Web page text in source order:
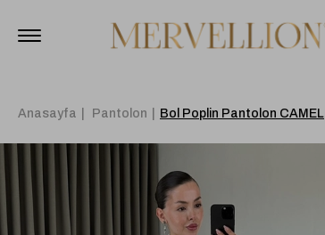
Anasayfa Pantolon Bol Poplin Pantolon CAMEL